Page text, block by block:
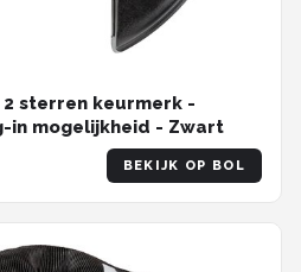
2 sterren keurmerk -
in mogelijkheid - Zwart
BEKIJK OP BOL